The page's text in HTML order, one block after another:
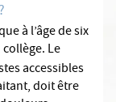
à l’âge de six
Le
accessibles
doit être